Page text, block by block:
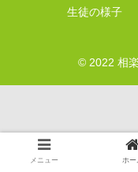
生徒の様子
© 2022 相
メニュー ホー